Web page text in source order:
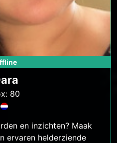
80
en inzichten? Maak
ervaren helderziende